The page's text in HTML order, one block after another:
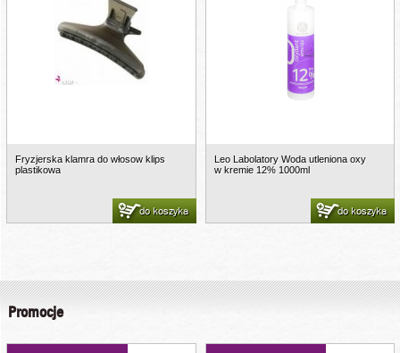
Fryzjerska klamra do włosow klips
plastikowa
do koszyka
Leo Labolatory Woda utleniona oxy
w kremie 12% 1000ml
do koszyka
Promocje